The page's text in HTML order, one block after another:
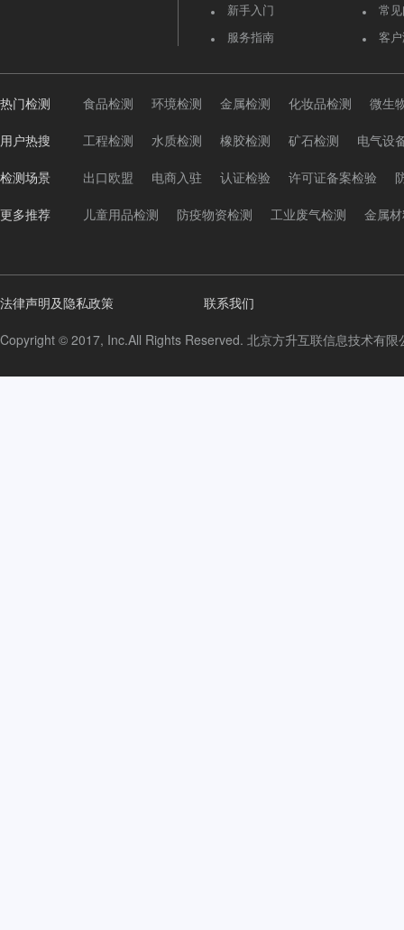
新手入门
服务指南
常
客
热门检测 食品检测 环境检测 金属检测 化妆品检测 微生
用户热搜 工程检测 水质检测 橡胶检测 矿石检测 电气设
检测场景 出口欧盟 电商入驻 认证检验 许可证备案检验
更多推荐 儿童用品检测 防疫物资检测 工业废气检测 金属
法律声明及隐私政策 联系我们
Copyright © 2017, Inc.All Rights Reserved. 北京方升互联信息技术有